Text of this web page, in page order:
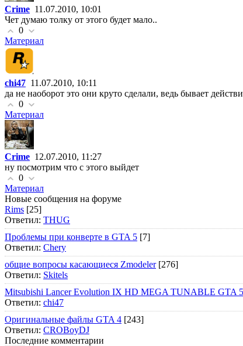
Crime 11.07.2010, 10:01
Чет думаю толку от этого будет мало..
0
Материал
chi47 11.07.2010, 10:11
да не наоборот это они круто сделали, ведь бывает
0
Материал
Crime 12.07.2010, 11:27
ну посмотрим что с этого выйдет
0
Материал
Новые сообщения на форуме
Rims [25]
Ответил: THUG
Проблемы при конверте в GTA 5 [7]
Ответил: Chery
общие вопросы касающиеся Zmodeler[276]
Ответил: Skitels
Mitsubishi Lancer Evolution IX HD MEGA TUNABLE GTA 5
Ответил: chi47
Оригинальные файлы GTA 4 [243]
Ответил: CROBoyDJ
Последние комментарии